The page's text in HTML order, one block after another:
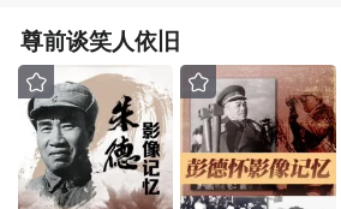
尊前谈笑人依旧